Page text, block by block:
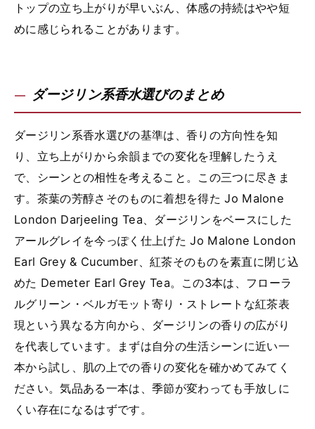
トップの立ち上がりが早いぶん、体感の持続はやや短
めに感じられることがあります。
ダージリン系香水選びのまとめ
ダージリン系香水選びの基準は、香りの方向性を知
り、立ち上がりから余韻までの変化を理解したうえ
で、シーンとの相性を考えること。この三つに尽きま
す。茶葉の芳醇さそのものに着想を得た Jo Malone
London Darjeeling Tea、ダージリンをベースにした
アールグレイを今っぽく仕上げた Jo Malone London
Earl Grey & Cucumber、紅茶そのものを素直に閉じ込
めた Demeter Earl Grey Tea。この3本は、フローラ
ルグリーン・ベルガモット寄り・ストレートな紅茶表
現という異なる方向から、ダージリンの香りの広がり
を代表しています。まずは自分の生活シーンに近い一
本から試し、肌の上での香りの変化を確かめてみてく
ださい。気品ある一本は、季節が変わっても手放しに
くい存在になるはずです。